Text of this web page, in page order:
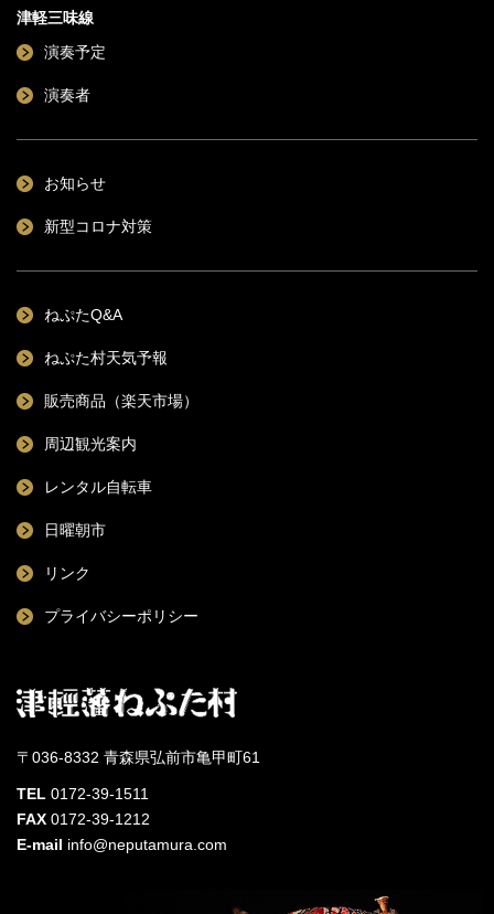
津軽三味線
演奏予定
演奏者
お知らせ
新型コロナ対策
ねぷたQ&A
ねぷた村天気予報
販売商品（楽天市場）
周辺観光案内
レンタル自転車
日曜朝市
リンク
プライバシーポリシー
〒036-8332 青森県弘前市亀甲町61
TEL 0172-39-1511
FAX 0172-39-1212
E-mail info@neputamura.com